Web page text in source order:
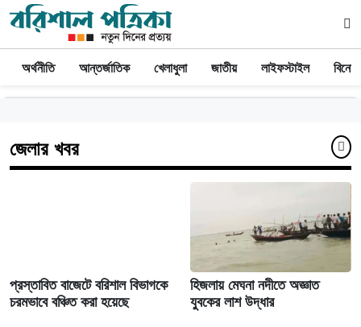
অর্থনীতি আন্তর্জাতিক খেলাধুলা জাতীয় লাইফস্টাইল
জেলার খবর
প্রস্তাবিত বাজেটে বরিশাল বিভাগকে
চরমভাবে বঞ্চিত করা হয়েছে
হিজলায় মেঘনা নদীতে অজ্ঞাত
যুবকের লাশ উদ্ধার